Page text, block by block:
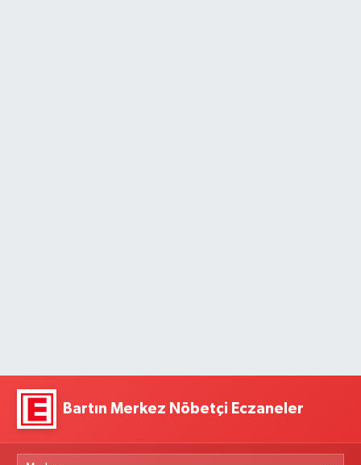
Bartın Merkez Nöbetçi Eczaneler